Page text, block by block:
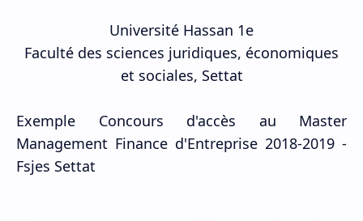
Université Hassan 1e
Faculté des sciences juridiques, économiques
et sociales, Settat
Exemple Concours d'accès au Master
Management Finance d'Entreprise 2018-2019 -
Fsjes Settat